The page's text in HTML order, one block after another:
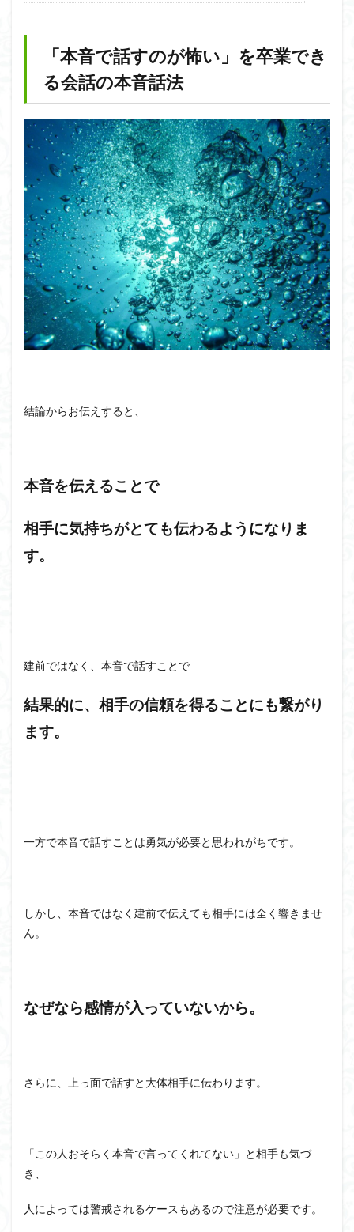
「本音で話すのが怖い」を卒業でき
る会話の本音話法
結論からお伝えすると、
本音を伝えることで
相手に気持ちがとても伝わるようになりま
す。
建前ではなく、本音で話すことで
結果的に、相手の信頼を得ることにも繋がり
ます。
一方で本音で話すことは勇気が必要と思われがちです。
しかし、本音ではなく建前で伝えても相手には全く響きませ
ん。
なぜなら感情が入っていないから。
さらに、上っ面で話すと大体相手に伝わります。
「この人おそらく本音で言ってくれてない」と相手も気づ
き、
人によっては警戒されるケースもあるので注意が必要です。